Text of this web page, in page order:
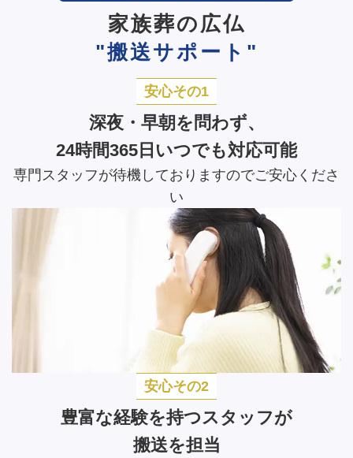
家族葬の広仏
"搬送サポート"
安心その1
深夜・早朝を問わず、
24時間365日いつでも対応可能
専門スタッフが待機しておりますのでご安心くださ
い
安心その2
豊富な経験を持つスタッフが
搬送を担当